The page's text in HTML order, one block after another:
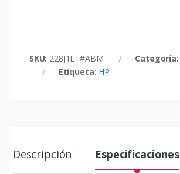
SKU: 228J1LT#ABM Categoría:
Etiqueta: HP
Descripción Especificaciones